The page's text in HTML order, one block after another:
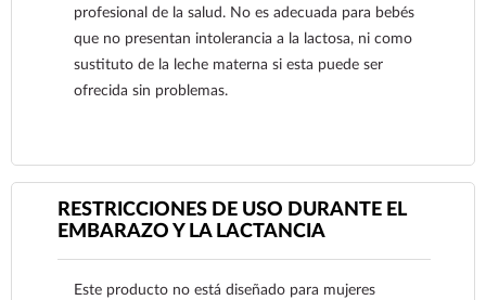
profesional de la salud. No es adecuada para bebés
que no presentan intolerancia a la lactosa, ni como
sustituto de la leche materna si esta puede ser
ofrecida sin problemas.
Ver más
RESTRICCIONES DE USO DURANTE EL
EMBARAZO Y LA LACTANCIA
Este producto no está diseñado para mujeres